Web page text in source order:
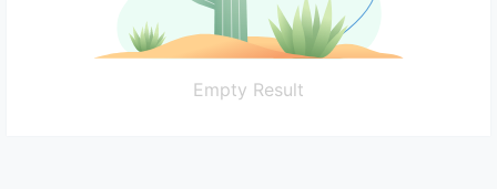
Empty Result